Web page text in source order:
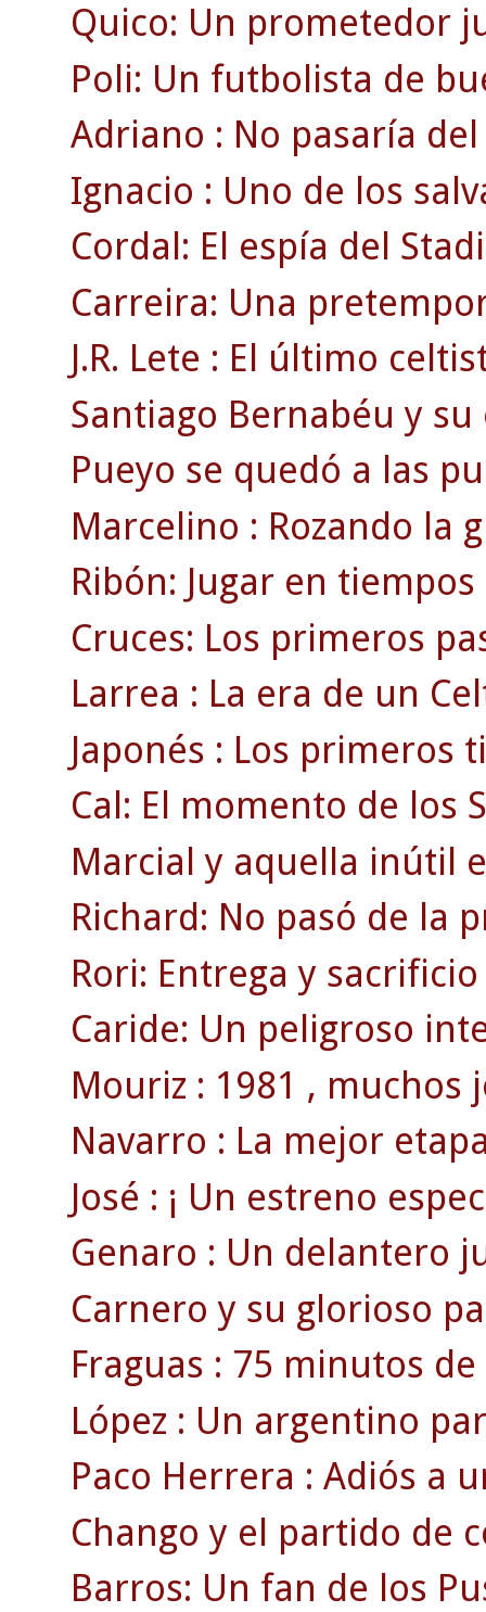
Quico: Un prometedor
Poli: Un futbolista de
Adriano : No pasaría
Ignacio : Uno de los
Cordal: El espía del
Carreira: Una
J.R. Lete : El último
Santiago Bernabéu y
Pueyo se quedó a las
Marcelino : Rozando la
Ribón: Jugar en
Cruces: Los primeros
Larrea : La era de un
Japonés : Los primeros
Cal: El momento de los
Marcial y aquella inútil
Richard: No pasó de la
Rori: Entrega y
Caride: Un peligroso
Mouriz : 1981 , muchos
Navarro : La mejor
José : ¡ Un estreno
Genaro : Un delantero
Carnero y su glorioso
Fraguas : 75 minutos
López : Un argentino
Paco Herrera : Adiós a
Chango y el partido de
Barros: Un fan de los